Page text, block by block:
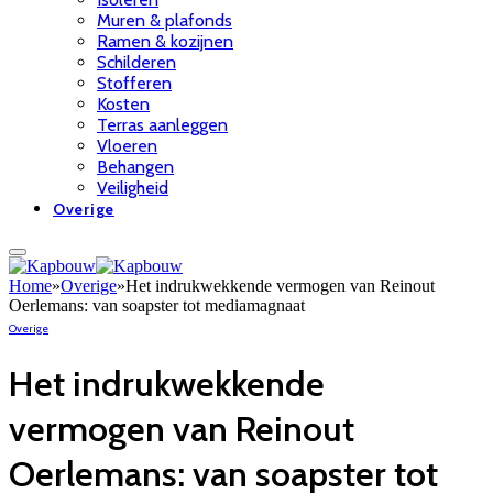
Muren & plafonds
Ramen & kozijnen
Schilderen
Stofferen
Kosten
Terras aanleggen
Vloeren
Behangen
Veiligheid
Overige
Home»Overige»Het indrukwekkende vermogen van Reinout
Oerlemans: van soapster tot mediamagnaat
Overige
Het indrukwekkende
vermogen van Reinout
Oerlemans: van soapster tot